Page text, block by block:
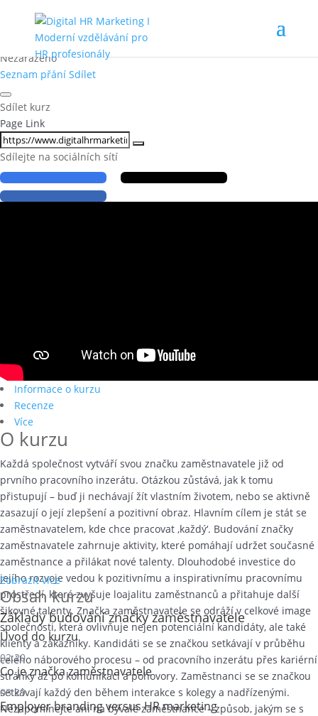
Budování značky
zaměstnavatele_
Nezařazeno
Seznam přání Sdílet
Sdílet kurz
Page Link
Sdílejte na sociálních sítí
Informace o kurzu
Recenze
Více
O kurzu
Každá společnost vytváří svou značku zaměstnavatele již od
prvního pracovního inzerátu. Otázkou zůstává, jak k tomu
přistupují – buď ji nechávají žít vlastním životem, nebo se aktivně
zasazují o její zlepšení a pozitivní obraz. Hlavním cílem je stát se
zaměstnavatelem, kde chce pracovat ‚každý‘. Budování značky
zaměstnavatele zahrnuje aktivity, které pomáhají udržet současné
zaměstnance a přilákat nové talenty. Dlouhodobé investice do
jejího rozvoje vedou k pozitivnímu a inspirativnímu pracovnímu
prostředí, které zvyšuje loajalitu zaměstnanců a přitahuje další
šikovné talenty. Značka zaměstnavatele se odráží v celkové image
společnosti, která ovlivňuje nejen potenciální kandidáty, ale také
klienty a zákazníky. Kandidáti se se značkou setkávají v průběhu
celého náborového procesu – od pracovního inzerátu přes kariérní
stránky až po komunikaci a pohovory. Zaměstnanci se se značkou
setkávají každý den během interakce s kolegy a nadřízenými.
Nezapomínejte ani na bývalé zaměstnance – způsob, jakým se s
Zobrazit více
Obsah kurzu
Základy budování značky zaměstnavatele
Úvod do kurzu
02:20
Co je značka zaměstnavatele
03:29
Employer branding versus HR marketing